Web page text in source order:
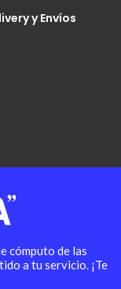
y Envíos
cómputo de las
a tu servicio. ¡Te